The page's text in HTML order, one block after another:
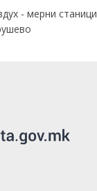
- мерни станици